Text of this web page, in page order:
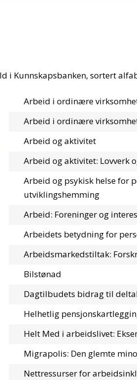
i Kunnskapsbanken, sortert
Arbeid i ordinære
Arbeid i ordinære
Arbeid og aktivitet
Arbeid og aktivitet: Lovverk
Arbeid og psykisk helse for
utviklingshemming
Arbeid: Foreninger og
Arbeidets betydning for
Arbeidsmarkedstiltak:
Bilstønad
Dagtilbudets bidrag til
Helhetlig
Helt Med i arbeidslivet:
Migrapolis: Den glemte
Nettressurser for